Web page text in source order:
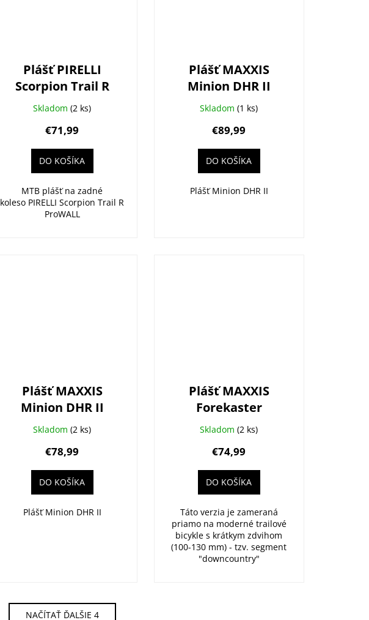
Plášť PIRELLI
Scorpion Trail R
29x2.4 ProWall
Skladom(2 ks)
€71,99
DO KOŠÍKA
MTB plášť na zadné
koleso PIRELLI Scorpion Trail R
ProWALL
Plášť MAXXIS
Minion DHR II
29X2.60 (65-622)
Skladom(1 ks)
€89,99
DO KOŠÍKA
Plášť Minion DHR II
Plášť MAXXIS
Minion DHR II
29X2.40WT (61-622)
3CG/EXO+/TR
Skladom(2 ks)
€78,99
DO KOŠÍKA
Plášť Minion DHR II
Plášť MAXXIS
Forekaster
29X2.40WT (61-622)
3CT/EXO+/TR
Skladom(2 ks)
€74,99
DO KOŠÍKA
Táto verzia je zameraná
priamo na moderné trailové
bicykle s krátkym zdvihom
(100-130 mm) - tzv. segment
"downcountry"
NAČÍTAŤ ĎALŠIE 4